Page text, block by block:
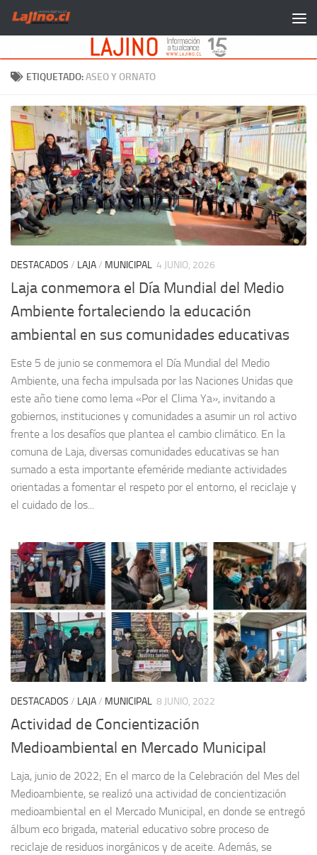
Saltar al contenido
ETIQUETADO:ASEO Y ORNATO
DESTACADOS / LAJA/ MUNICIPAL 4 JUNIO, 2026
Laja conmemora el Día Mundial del Medio
Ambiente fortaleciendo la educación
ambiental en sus comunidades educativas
Este 5 de junio se conmemora el Día Mundial del Medio
Ambiente, una fecha impulsada por las Naciones Unidas que
este año tiene como lema «Por el Clima Ya», invitando a
gobiernos, instituciones y comunidades a asumir un rol activo
frente a los desafíos que plantea el cambio climático. En la
comuna de Laja, diversas comunidades educativas se han
sumado a esta importante efeméride mediante actividades
orientadas a fomentar el respeto por el entorno, el reciclaje y
el cuidado de los...
DESTACADOS / LAJA/ MUNICIPAL 8 JUNIO, 2022
Actividad de Concientización
Medioambiental en Mercado Municipal
Laja, junio de 2022; En el marco de la Celebración del Mes del
Medioambiente, se realizó una actividad de concientización
medioambiental en el Mercado Municipal, en donde se entregó
álbum eco brigada, material educativo sobre proceso de
reciclaje de residuos inorgánicos y de aceite. Además, se